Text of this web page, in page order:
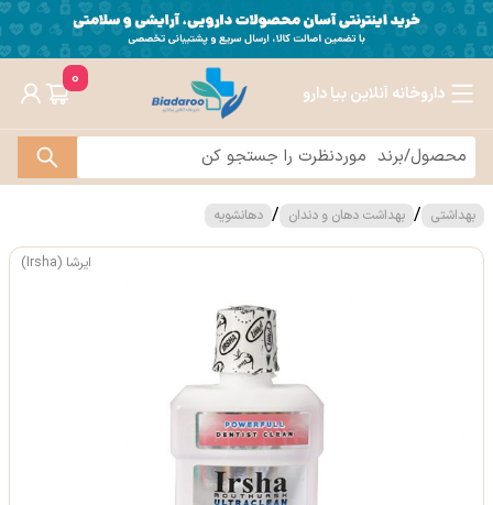
داروخانه آنلاین بیا دارو
0
بهداشتی / بهداشت دهان و دندان / دهانشویه
ایرشا (Irsha)